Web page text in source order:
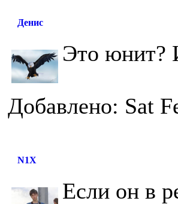
Денис
Это юнит?
Добавлено: Sat
N1X
Если он в